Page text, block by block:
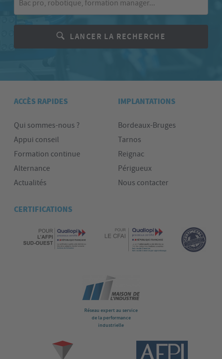
clé
LANCER LA RECHERCHE
ACCÈS RAPIDES
Qui sommes-nous ?
Appui conseil
Formation continue
Alternance
Actualités
IMPLANTATIONS
Bordeaux-Bruges
Tarnos
Reignac
Périgueux
Nous contacter
CERTIFICATIONS
Réseau expert au service
de la performance
industrielle